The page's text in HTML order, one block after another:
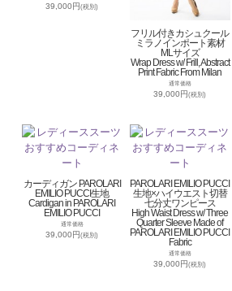
39,000円(税別)
フリル付きカシュクール
ミラノインポート素材
MLサイズ
Wrap Dress w/ Frill, Abstract
Print Fabric From Milan
通常価格
39,000円(税別)
カーディガン PAROLARI
EMILIO PUCCI生地
Cardigan in PAROLARI
EMILIO PUCCI
通常価格
39,000円(税別)
PAROLARI EMILIO PUCCI
生地×ハイウエスト切替
七分丈ワンピース
High Waist Dress w/ Three
Quarter Sleeve Made of
PAROLARI EMILIO PUCCI
Fabric
通常価格
39,000円(税別)